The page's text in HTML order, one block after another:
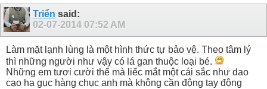
Triển said:
02-07-2014 07:52 AM
Làm mặt lạnh lùng là một hình thức tự bảo vệ. Theo tâm lý
thì những người như vậy có lá gan thuộc loại bé.
Những em tươi cười thế mà liếc mắt một cái sắc như dao
cạo hạ gục hàng chục anh mà không cần động tay động